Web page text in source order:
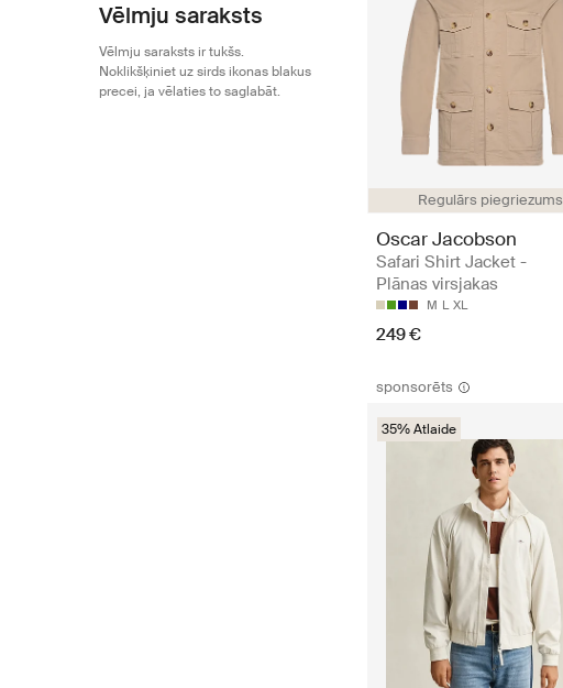
Vēlmju saraksts
Vēlmju saraksts ir tukšs.
Noklikšķiniet uz sirds ikonas blakus
precei, ja vēlaties to saglabāt.
Regulārs piegriezums
Oscar Jacobson
Safari Shirt Jacket -
Plānas virsjakas
M L XL
249 €
sponsorēts
35% Atlaide